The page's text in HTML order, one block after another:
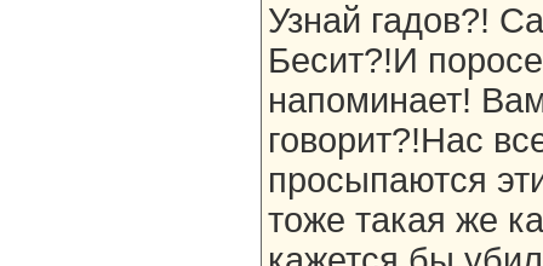
Узнай гадов?!
Бесит?!И
напоминает!
говорит?!Нас
просыпаются
тоже такая же